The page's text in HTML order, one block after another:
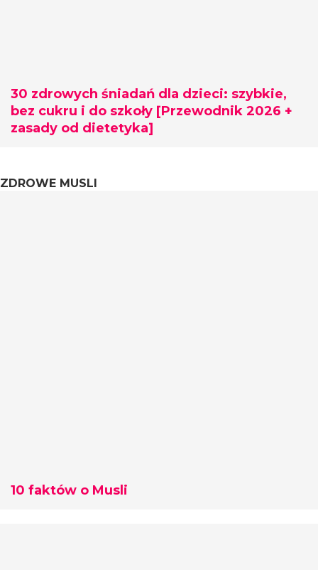
30 zdrowych śniadań dla dzieci: szybkie,
bez cukru i do szkoły [Przewodnik 2026 +
zasady od dietetyka]
ZDROWE MUSLI
10 faktów o Musli